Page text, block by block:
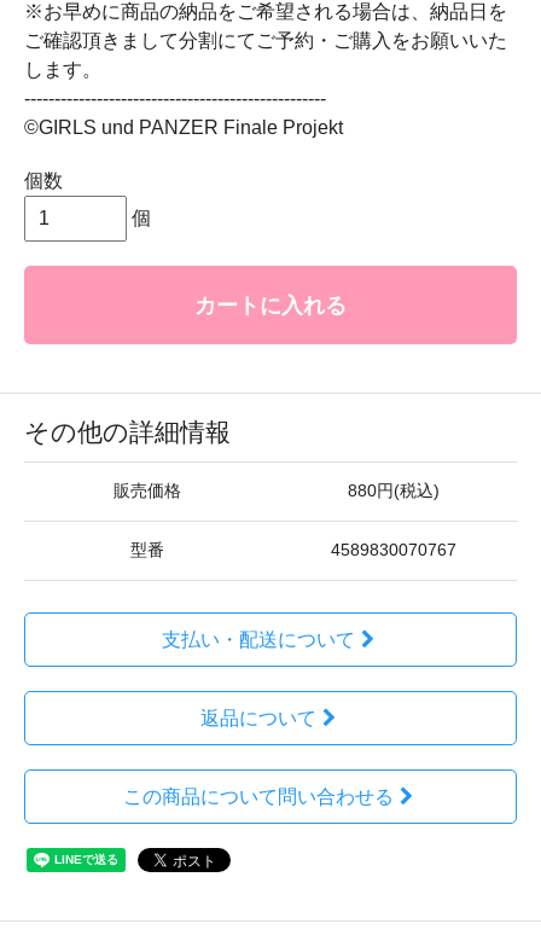
※お早めに商品の納品をご希望される場合は、納品日を
ご確認頂きまして分割にてご予約・ご購入をお願いいた
します。
--------------------------------------------------
©GIRLS und PANZER Finale Projekt
個数
個
カートに入れる
その他の詳細情報
販売価格 880円(税込)
型番 4589830070767
支払い・配送について
返品について
この商品について問い合わせる